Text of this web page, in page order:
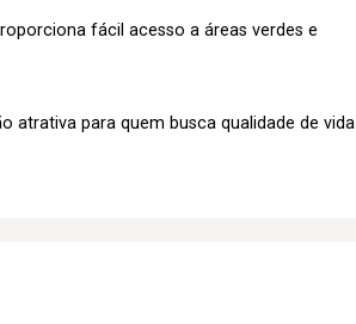
fácil acesso a áreas verdes e
atrativa para quem busca qualidade de vida